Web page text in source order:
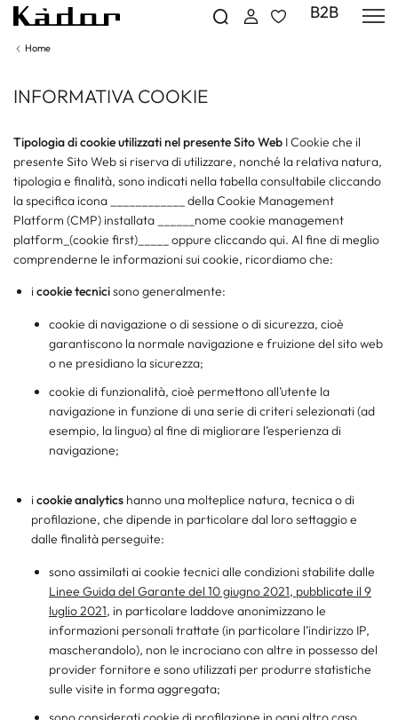
B2B
Home
INFORMATIVA COOKIE
Tipologia di cookie utilizzati nel presente Sito Web ​I Cookie che il
presente Sito Web si riserva di utilizzare, nonché la relativa natura,
tipologia e finalità, sono indicati nella tabella consultabile cliccando
la specifica icona ____________ della Cookie Management
Platform (CMP) installata ______nome cookie management
platform_(cookie first)_____ oppure cliccando qui. Al fine di meglio
comprenderne le informazioni sui cookie, ricordiamo che:
i cookie tecnicisono generalmente:
cookie di navigazione o di sessione o di sicurezza, cioè
garantiscono la normale navigazione e fruizione del sito web
o ne presidiano la sicurezza;
cookie di funzionalità, cioè permettono all’utente la
navigazione in funzione di una serie di criteri selezionati (ad
esempio, la lingua) al fine di migliorare l’esperienza di
navigazione;
i cookie analytics hanno una molteplice natura, tecnica o di
profilazione, che dipende in particolare dal loro settaggio e
dalle finalità perseguite:
sono assimilati ai cookie tecnici alle condizioni stabilite dalle
Linee Guida del Garante del 10 giugno 2021, pubblicate il 9
luglio 2021, in particolare laddove anonimizzano le
informazioni personali trattate (in particolare l’indirizzo IP,
mascherandolo), non le incrociano con altre in possesso del
provider fornitore e sono utilizzati per produrre statistiche
sulle visite in forma aggregata;